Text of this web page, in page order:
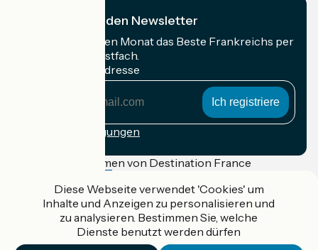
Ich abonniere den Newsletter
Erhalten Sie jeden Monat das Beste Frankreichs per
Rad in Ihrem Postfach.
Meine E-Mail-Adresse
Anmeldebedingungen
Gefördert im Rahmen von Destination France
Accueil Vélo Pro
Kontakt
Diese Webseite verwendet 'Cookies' um
Inhalte und Anzeigen zu personalisieren und
zu analysieren. Bestimmen Sie, welche
Dienste benutzt werden dürfen